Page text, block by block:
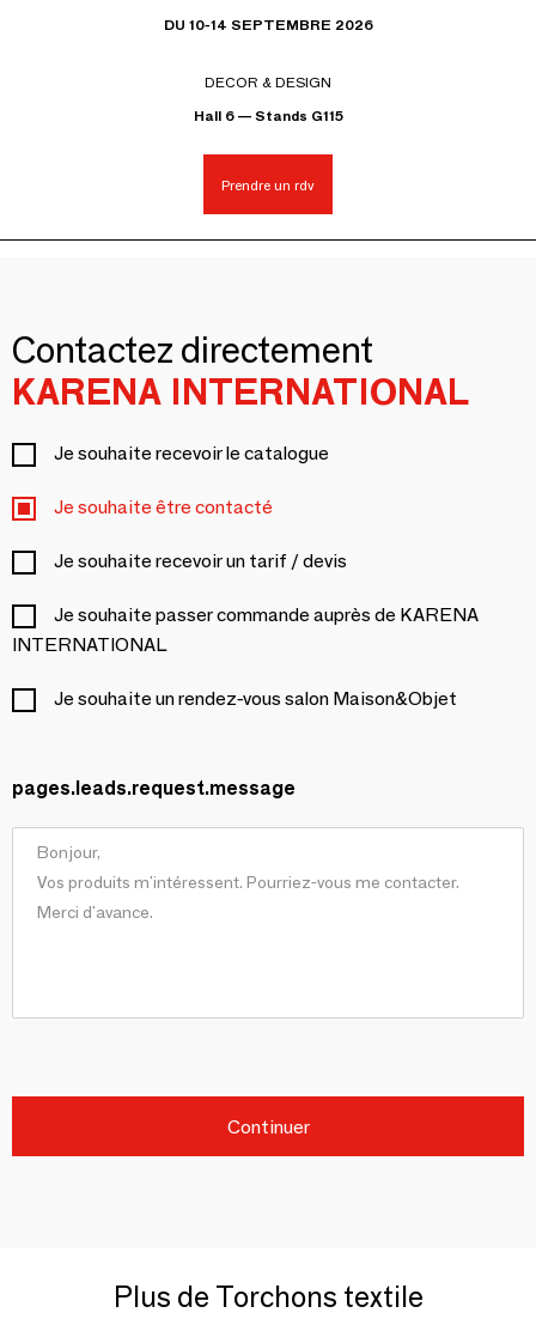
DU 10-14 SEPTEMBRE 2026
DECOR & DESIGN
Hall 6 — Stands G115
Prendre un rdv
Contactez directement
KARENA INTERNATIONAL
Je souhaite recevoir le catalogue
Je souhaite être contacté
Je souhaite recevoir un tarif / devis
Je souhaite passer commande auprès de KARENA
INTERNATIONAL
Je souhaite un rendez-vous salon Maison&Objet
pages.leads.request.message
Continuer
Plus de Torchons textile